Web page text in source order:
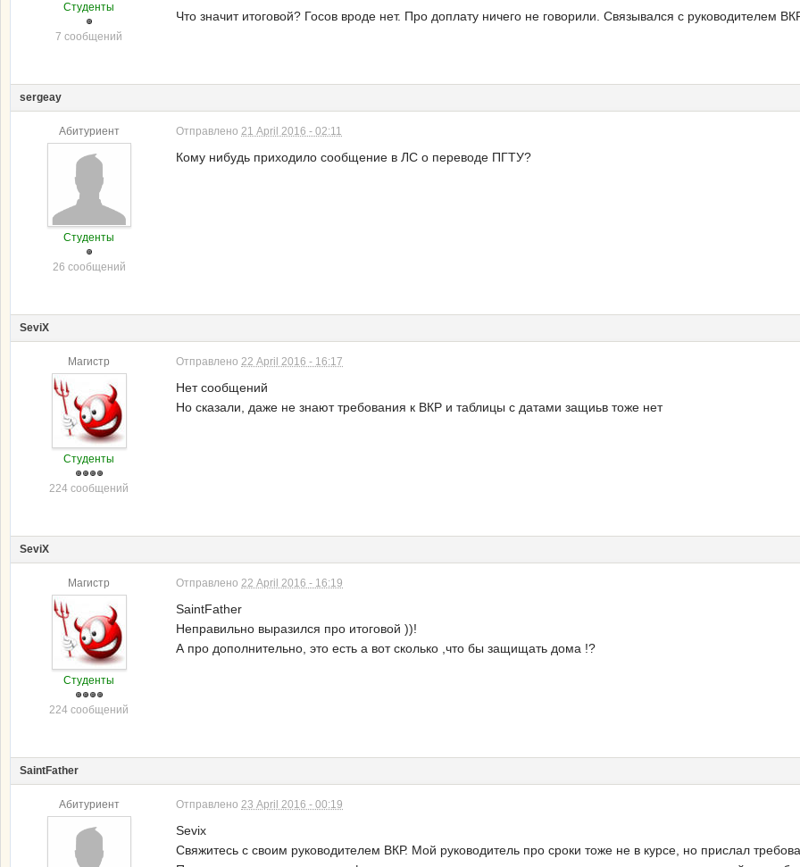
Студенты
7 сообщений
Что значит итоговой? Госов вроде нет. Про доплату ничего не говорили. Связывался с
sergeay
Абитуриент
Студенты
26 сообщений
Отправлено 21 April 2016 - 02:11
Кому нибудь приходило сообщение в ЛС о переводе ПГТУ?
SeviX
Магистр
Студенты
224 сообщений
Отправлено 22 April 2016 - 16:17
Нет сообщений
Но сказали, даже не знают требования к ВКР и таблицы с датами защиьв тоже нет
SeviX
Магистр
Студенты
224 сообщений
Отправлено 22 April 2016 - 16:19
SaintFather
Неправильно выразился про итоговой ))!
А про дополнительно, это есть а вот сколько ,что бы защищать дома !?
SaintFather
Абитуриент Отправлено 23 April 2016 - 00:19
Sevix
Свяжитесь с своим руководителем ВКР. Мой руководитель про сроки тоже не в курсе, но прислал